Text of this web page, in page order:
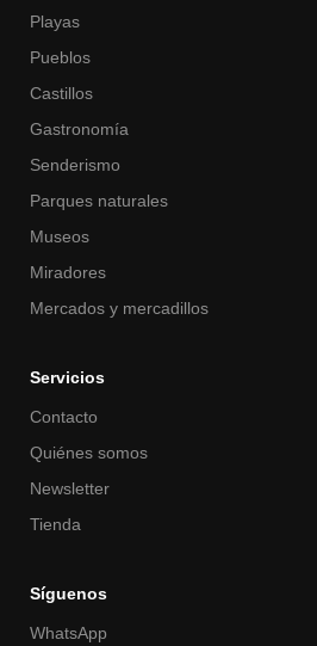
Playas
Pueblos
Castillos
Gastronomía
Senderismo
Parques naturales
Museos
Miradores
Mercados y mercadillos
Servicios
Contacto
Quiénes somos
Newsletter
Tienda
Síguenos
WhatsApp